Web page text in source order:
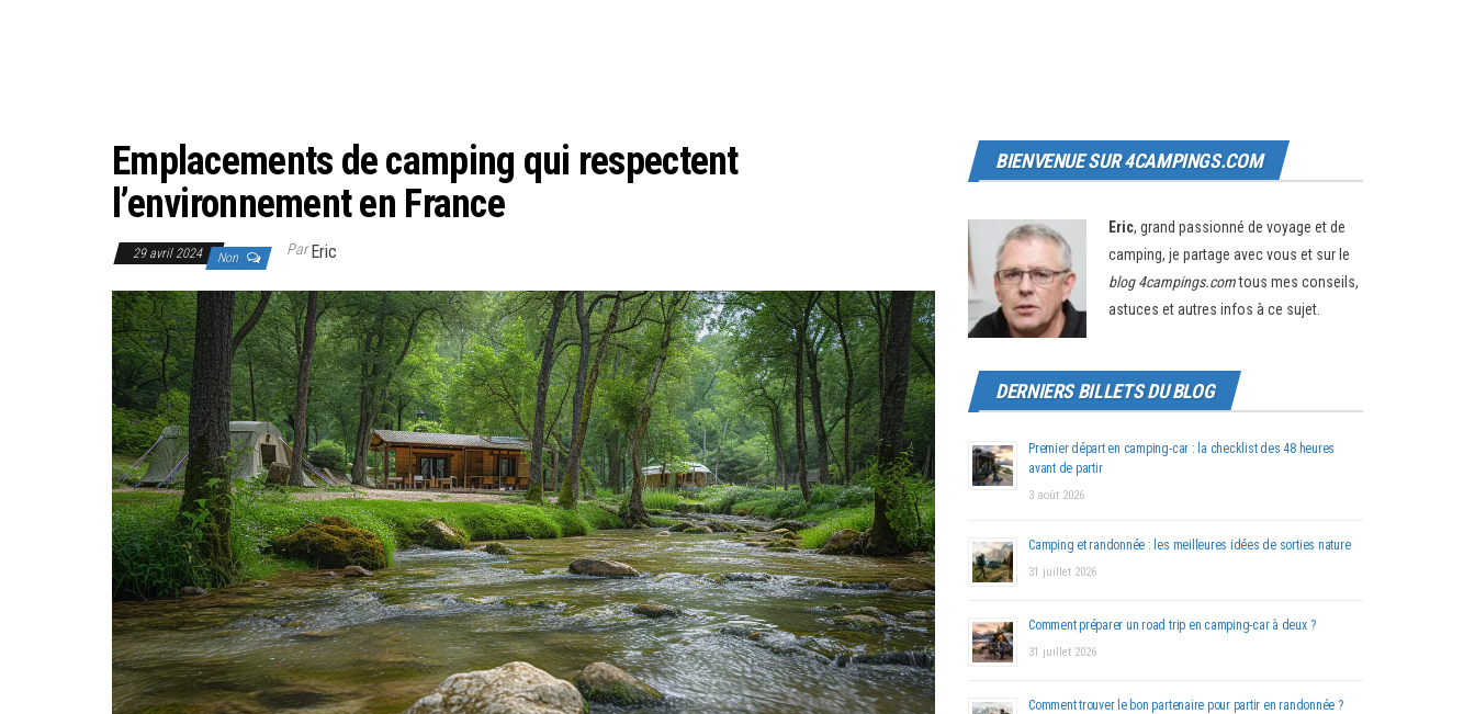
Emplacements de camping qui respectent
l’environnement en France
29 avril 2024 Non ParEric
BIENVENUE SUR 4CAMPINGS.COM
Eric, grand passionné de voyage et de
camping, je partage avec vous et sur le
blog 4campings.comtous mes conseils,
astuces et autres infos à ce sujet.
DERNIERS BILLETS DU BLOG
Premier départ en camping-car : la checklist des 48 heures
avant de partir
3 août 2026
Camping et randonnée : les meilleures idées de sorties nature
31 juillet 2026
Comment préparer un road trip en camping-car à deux ?
31 juillet 2026
Comment trouver le bon partenaire pour partir en randonnée ?